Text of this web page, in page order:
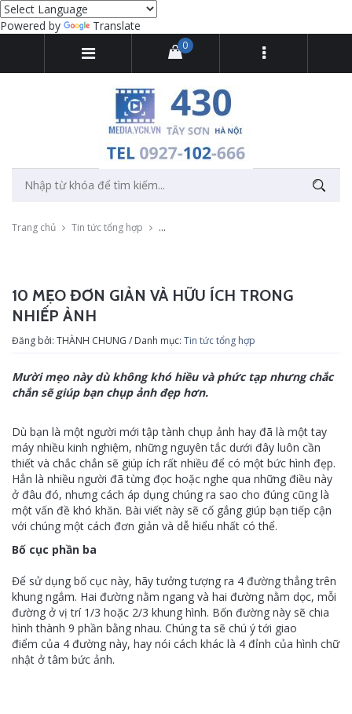
Powered by Translate
0
Trang chủ Tin tức tổng hợp 10 mẹo đơn giản và hữu ích trong nhiếp ảnh
10 MẸO ĐƠN GIẢN VÀ HỮU ÍCH TRONG
NHIẾP ẢNH
Đăng bởi: THÀNH CHUNG / Danh mục: Tin tức tổng hợp
Mười mẹo này dù không khó hiều và phức tạp nhưng chắc
chắn sẽ giúp bạn chụp ảnh đẹp hơn.
Dù bạn là một người mới tập tành chụp ảnh hay đã là một tay
máy nhiều kinh nghiệm, những nguyên tắc dưới đây luôn cần
thiết và chắc chắn sẽ giúp ích rất nhiều để có một bức hình đẹp.
Hẳn là nhiều người đã từng đọc hoặc nghe qua những điều này
ở đâu đó, nhưng cách áp dụng chúng ra sao cho đúng cũng là
một vấn đề khó khăn. Bài viết này sẽ cố gắng giúp bạn tiếp cận
với chúng một cách đơn giản và dễ hiểu nhất có thể.
Bố cục phần ba
Để sử dụng bố cục này, hãy tưởng tượng ra 4 đường thẳng trên
khung ngắm. Hai đường nằm ngang và hai đường nằm dọc, mỗi
đường ở vị trí 1/3 hoặc 2/3 khung hình. Bốn đường này sẽ chia
hình thành 9 phần bằng nhau. Chúng ta sẽ chú ý tới giao
điểm của 4 đường này, hay nói cách khác là 4 đỉnh của hình chữ
nhật ở tâm bức ảnh.